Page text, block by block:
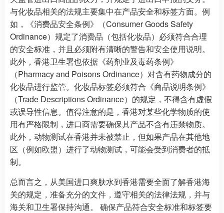
与化妆品相关的法规主要集中在产品安全和标签方面。例
如，《消费品安全条例》（Consumer Goods Safety
Ordinance）规定了消费品（包括化妆品）必须符合合理
的安全标准，并且必须附有清晰的警告和安全使用说明。
此外，香港卫生署也依据《药剂业及毒药条例》
（Pharmacy and Poisons Ordinance）对含有药物成分的
化妆品进行监管。化妆品标签必须符合《商品说明条例》
（Trade Descriptions Ordinance）的规定，不得含有虚假
或误导性信息。值得注意的是，香港对某些化学物质的使
用有严格限制，进口商需要确保其产品不含有违禁物质。
此外，动物测试在香港并未被禁止，但如果产品在其他地
区（例如欧盟）进行了动物测试，可能会受到消费者的抵
制。
总而言之，从美国进口爽肤水到香港需要全面了解香港海
关的规定，准备充分的文件，遵守相关的法律法规，并与
海关和卫生署保持沟通。 确保产品符合安全标准和标签要